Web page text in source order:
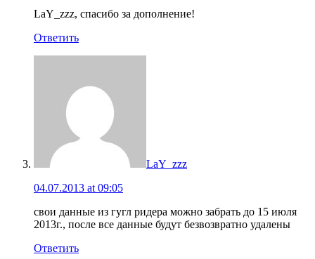
LaY_zzz, спасибо за дополнение!
Ответить
LaY_zzz
04.07.2013 at 09:05
свои данные из гугл ридера можно забрать до 15 июля
2013г., после все данные будут безвозвратно удалены
Ответить